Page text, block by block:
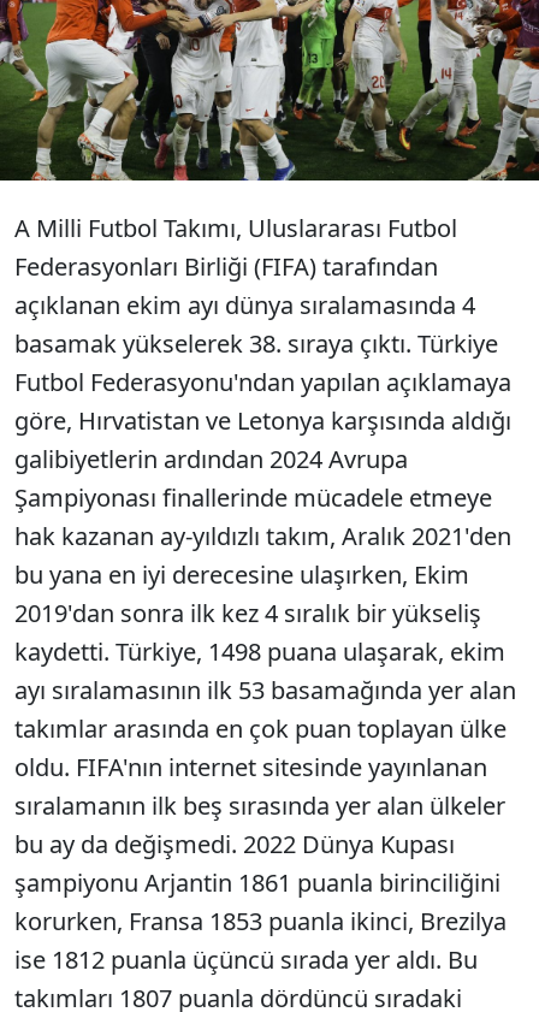
4 basamak yükseldi. Ay-yıldızlı takım,
ekim ayı dünya sıralamasında 38. sıraya
çıktı.
A Milli Futbol Takımı, Uluslararası Futbol
Federasyonları Birliği (FIFA) tarafından
açıklanan ekim ayı dünya sıralamasında 4
basamak yükselerek 38. sıraya çıktı. Türkiye
Futbol Federasyonu'ndan yapılan açıklamaya
göre, Hırvatistan ve Letonya karşısında aldığı
galibiyetlerin ardından 2024 Avrupa
Şampiyonası finallerinde mücadele etmeye
hak kazanan ay-yıldızlı takım, Aralık 2021'den
bu yana en iyi derecesine ulaşırken, Ekim
2019'dan sonra ilk kez 4 sıralık bir yükseliş
kaydetti. Türkiye, 1498 puana ulaşarak, ekim
ayı sıralamasının ilk 53 basamağında yer alan
takımlar arasında en çok puan toplayan ülke
oldu. FIFA'nın internet sitesinde yayınlanan
sıralamanın ilk beş sırasında yer alan ülkeler
bu ay da değişmedi. 2022 Dünya Kupası
şampiyonu Arjantin 1861 puanla birinciliğini
korurken, Fransa 1853 puanla ikinci, Brezilya
ise 1812 puanla üçüncü sırada yer aldı. Bu
takımları 1807 puanla dördüncü sıradaki